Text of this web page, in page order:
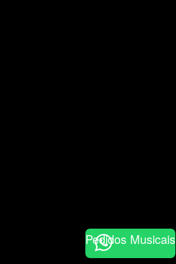
Pedidos Musicais